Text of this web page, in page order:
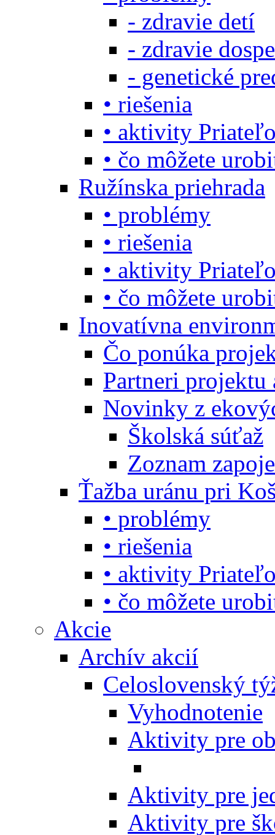
- zdravie detí
- zdravie
- genetické
• riešenia
• aktivity
• čo môžete
Ružínska priehrada
• problémy
• riešenia
• aktivity
• čo môžete
Inovatívna
Čo ponúka
Partneri projektu
Novinky z
Školská súťaž
Zoznam
Ťažba uránu pri
• problémy
• riešenia
• aktivity
• čo môžete
Akcie
Archív akcií
Celoslovenský
Vyhodnotenie
Aktivity pre
Aktivity pre
Aktivity pre